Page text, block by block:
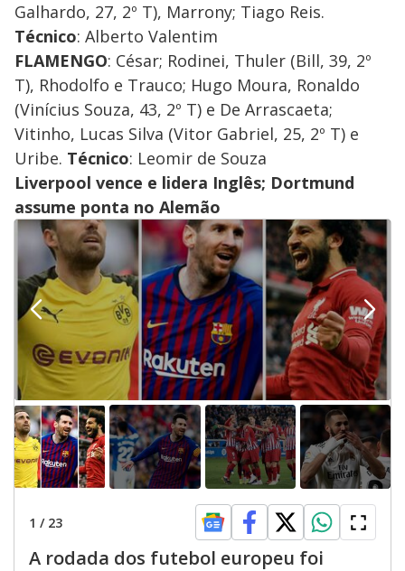
Galhardo, 27, 2º T), Marrony; Tiago Reis.
Técnico: Alberto Valentim
FLAMENGO: César; Rodinei, Thuler (Bill, 39, 2º
T), Rhodolfo e Trauco; Hugo Moura, Ronaldo
(Vinícius Souza, 43, 2º T) e De Arrascaeta;
Vitinho, Lucas Silva (Vitor Gabriel, 25, 2º T) e
Uribe. Técnico: Leomir de Souza
Liverpool vence e lidera Inglês; Dortmund
assume ponta no Alemão
1 / 23
A rodada dos futebol europeu foi